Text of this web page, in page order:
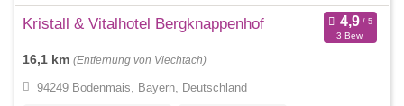
Kristall & Vitalhotel Bergknappenhof
3 Bew.
16,1 km (Entfernung von Viechtach)
94249 Bodenmais, Bayern, Deutschland